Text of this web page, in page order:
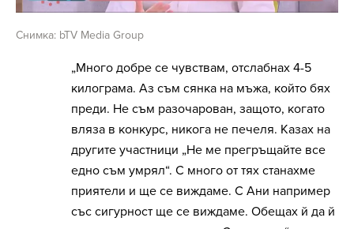
Снимка: bTV Media Group
„Много добре се чувствам, отслабнах 4-5
килограма. Аз съм сянка на мъжа, който бях
преди. Не съм разочарован, защото, когато
вляза в конкурс, никога не печеля. Казах на
другите участници „Не ме прегръщайте все
едно съм умрял“. С много от тях станахме
приятели и ще се виждаме. С Ани например
със сигурност ще се виждаме. Обещах й да й